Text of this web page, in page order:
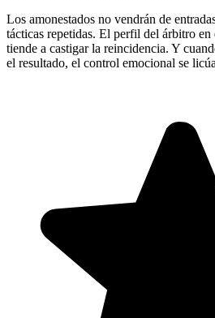
Los amonestados no vendrán de
tácticas repetidas. El perfil del árbitro
tiende a castigar la reincidencia. Y
el resultado, el control emocional se